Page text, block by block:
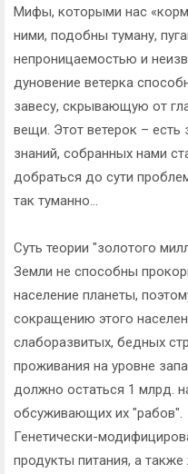
Мифы, которыми нас
ними, подобны туману,
непроницаемостью и
дуновение ветерка
завесу, скрывающую от
вещи. Этот ветерок – есть
знаний, собранных нами
добраться до сути
так туманно...
Суть теории "золотого
Земли не способны
население планеты,
сокращению этого
слаборазвитых, бедных
проживания на уровне
должно остаться 1 млрд.
обсуживающих их "рабов".
Генетически-
продукты питания, а